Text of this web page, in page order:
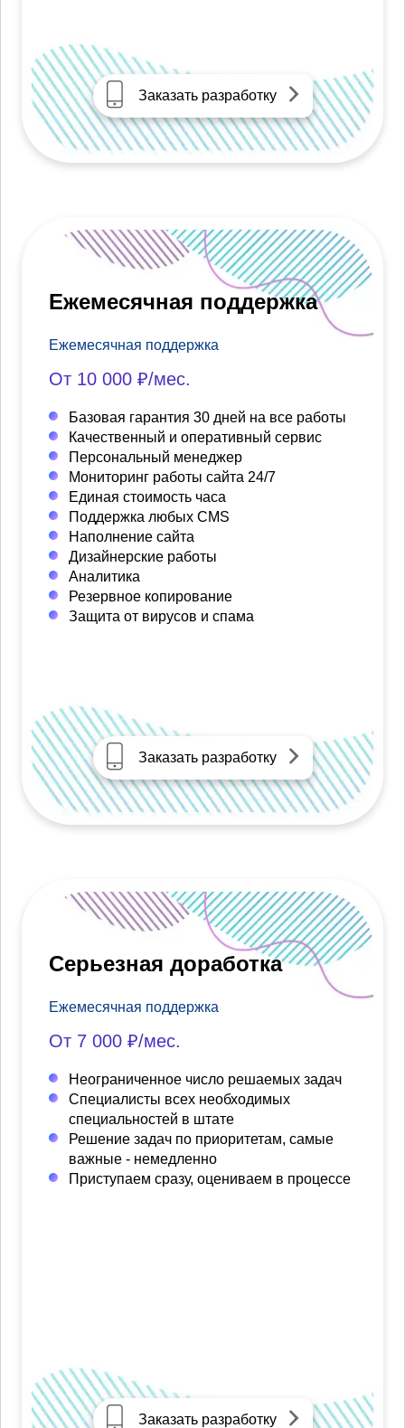
Заказать разработку
Ежемесячная поддержка
Ежемесячная поддержка
От 10 000 ₽/мес.
Базовая гарантия 30 дней на все работы
Качественный и оперативный сервис
Персональный менеджер
Мониторинг работы сайта 24/7
Единая стоимость часа
Поддержка любых CMS
Наполнение сайта
Дизайнерские работы
Аналитика
Резервное копирование
Защита от вирусов и спама
Заказать разработку
Серьезная доработка
Ежемесячная поддержка
От 7 000 ₽/мес.
Неограниченное число решаемых задач
Специалисты всех необходимых
специальностей в штате
Решение задач по приоритетам, самые
важные - немедленно
Приступаем сразу, оцениваем в процессе
Заказать разработку